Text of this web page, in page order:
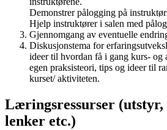
Demonstrer pålogging på
Hjelp instruktører i salen med
Gjennomgang av eventuelle
Diskusjonstema for
ideer til hvordan få i gang kurs- og
egen praksisteori, tips og ideer til
kurset/ aktiviteten.
Læringsressurser
lenker etc.)